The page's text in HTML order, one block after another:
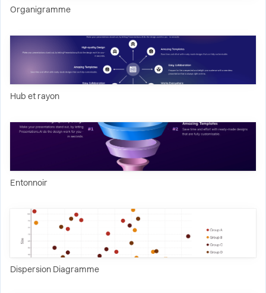
Organigramme
Hub et rayon
Entonnoir
Dispersion Diagramme